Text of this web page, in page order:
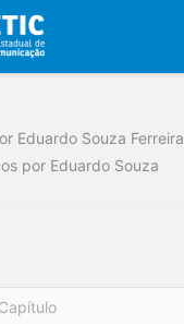
Eduardo Souza Ferreira
por Eduardo Souza